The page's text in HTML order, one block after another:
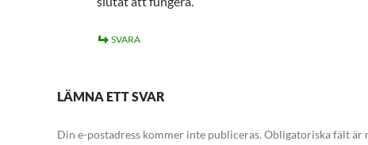
SVARA
LÄMNA ETT SVAR
Din e-postadress kommer inte publiceras. Obligatoriska fält är